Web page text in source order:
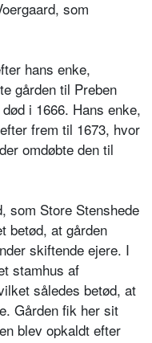
som
hans enke,
gården til Preben
i 1666. Hans enke,
frem til 1673, hvor
omdøbte den til
som Store Stenshede
betød, at gården
skiftende ejere. I
stamhus af
således betød, at
Gården fik her sit
blev opkaldt efter